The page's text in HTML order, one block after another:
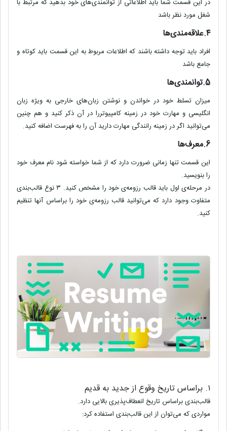
در این قسمت شما باید اطلاعاتی از توانمندی‌های خود بدهید که مرتبط با
شغل مورد نظر باشد
۴.علاقه‌مندی‌ها
افراد باید توجه داشته باشند که اطلاعات مربوط به این قسمت باید کوتاه و
جامع باشد
5.توانمندی‌ها
میزان تسلط خود در خواندن و نوشتن زبان‌های خارجی به ویژه زبان
انگلیسی و مهارت خود در زمینه کامپیوتررا در آن ذکر کنید و هم‌ چنین
می‌توانید اگر در زمینه رانندگی مهارت دارید آن را به فهرست اضافه کنید.
6.معرف‌ها
این قسمت تنها زمانی ضرورت دارد که از شما خواسته شود نام معرف خود
را بنویسید.
در مرحله‌ی اول باید قالب رزومه‌ی خود را مشخص کنید. ۳ نوع قالب‌بندی
متفاوت وجود دارد که می‌توانید قالب رزومه‌ی خود را براساس آنها تنظیم
کنید.
۱. براساس تاریخ وقوع از جدید به قدیم
قالب‌بندی براساس تاریخ انعطاف‌پذیری بالایی دارد.
مواردی که می‌توان از این قالب‌بندی استفاده کرد: